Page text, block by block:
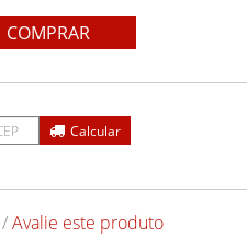
COMPRAR
/Avalie este produto